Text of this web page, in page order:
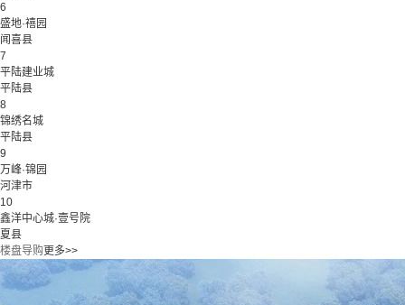
6
盛地·禧园
闻喜县
7
平陆建业城
平陆县
8
锦绣名城
平陆县
9
万峰·锦园
河津市
10
鑫洋中心城·壹号院
夏县
楼盘导购更多>>